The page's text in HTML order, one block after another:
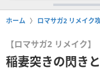
ホーム ロマサガ2 リメイク
【ロマサガ2 リメイク】
稲妻突きの閃き